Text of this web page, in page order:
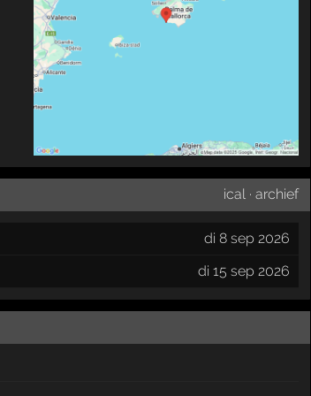
ical ·archief
di 8 sep 2026
di 15 sep 2026